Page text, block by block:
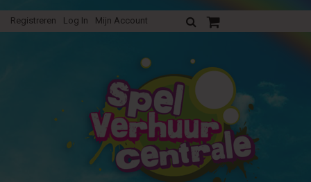
Registreren Log In Mijn Account